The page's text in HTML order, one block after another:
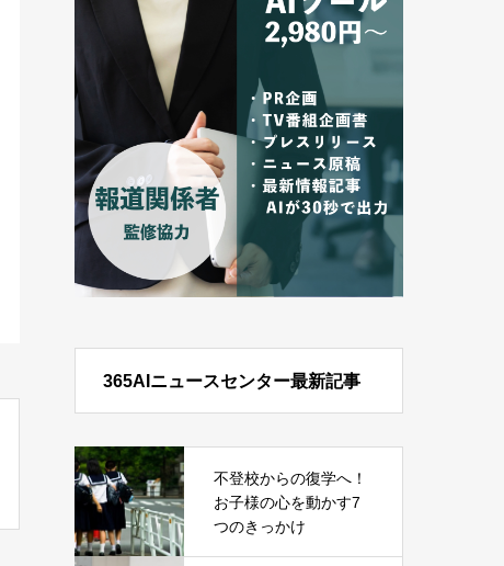
365AIニュースセンター最新記事
不登校からの復学へ！
お子様の心を動かす7
つのきっかけ